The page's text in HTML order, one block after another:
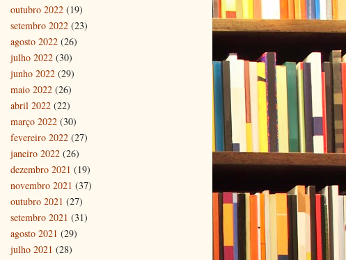
outubro 2022 (19)
setembro 2022 (23)
agosto 2022 (26)
julho 2022 (30)
junho 2022 (29)
maio 2022 (26)
abril 2022 (22)
março 2022 (30)
fevereiro 2022 (27)
janeiro 2022 (26)
dezembro 2021 (19)
novembro 2021 (37)
outubro 2021 (27)
setembro 2021 (31)
agosto 2021 (29)
julho 2021 (28)